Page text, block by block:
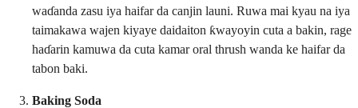
waɗanda zasu iya haifar da canjin launi. Ruwa mai kyau na iya
taimakawa wajen kiyaye daidaiton ƙwayoyin cuta a bakin, rage
haɗarin kamuwa da cuta kamar oral thrush wanda ke haifar da
tabon baki.
Baking Soda